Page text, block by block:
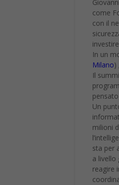
come
con il
In un
Milano)
Il
Un
milioni
sta per
a
reagire